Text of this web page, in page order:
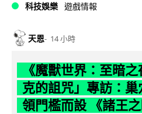
科技娛樂 遊戲情報
天恩 14 小時
《魔獸世界：至暗
克的詛咒」專訪：
領門檻而設 《諸王